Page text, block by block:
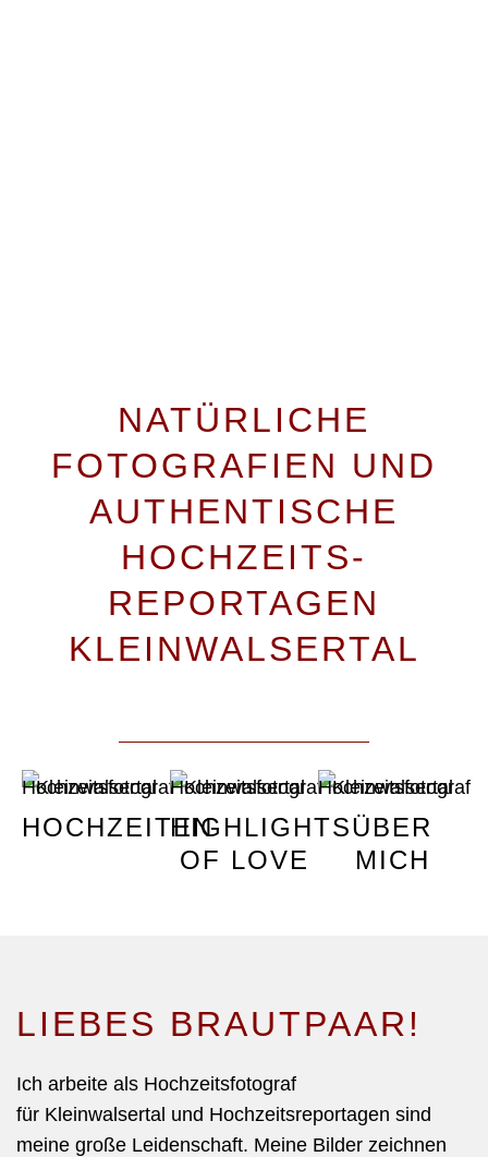
NATÜRLICHE
FOTOGRAFIEN UND
AUTHENTISCHE
HOCHZEITS-
REPORTAGEN
KLEINWALSERTAL
HOCHZEITENHIGHLIGHTS
OF LOVE
ÜBER
MICH
LIEBES BRAUTPAAR!
Ich arbeite als Hochzeitsfotograf
für Kleinwalsertal und Hochzeitsreportagen sind
meine große Leidenschaft. Meine Bilder zeichnen